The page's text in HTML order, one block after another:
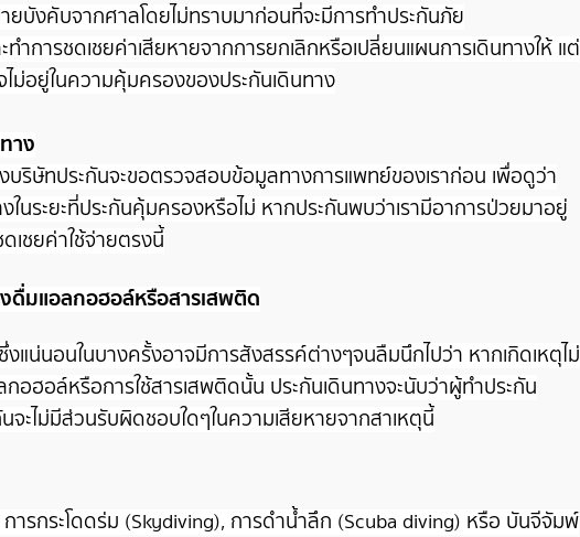
ยบังคับจากศาลโดยไม่ทราบมาก่อนที่จะมีการทำประกันภัย
การชดเชยค่าเสียหายจากการยกเลิกหรือเปลี่ยนแผนการเดินทางให้ แต่
ม่อยู่ในความคุ้มครองของประกันเดินทาง
าง
บริษัทประกันจะขอตรวจสอบข้อมูลทางการแพทย์ของเราก่อน เพื่อดูว่า
ในระยะที่ประกันคุ้มครองหรือไม่ หากประกันพบว่าเรามีอาการป่วยมาอยู่
เชยค่าใช้จ่ายตรงนี้
ดื่มแอลกอฮอล์หรือสารเสพติด
แน่นอนในบางครั้งอาจมีการสังสรรค์ต่างๆจนลืมนึกไปว่า หากเกิดเหตุไม่
ฮอล์หรือการใช้สารเสพติดนั้น ประกันเดินทางจะนับว่าผู้ทำประกัน
จะไม่มีส่วนรับผิดชอบใดๆในความเสียหายจากสาเหตุนี้
การกระโดดร่ม (Skydiving), การดำน้ำลึก (Scuba diving) หรือ บันจีจัมพ์